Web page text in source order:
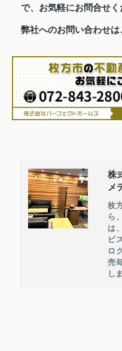
で、お気軽にお問合せく
弊社へのお問い合わせ
株
メ
枚
ら
は
ビ
ロ
売
し